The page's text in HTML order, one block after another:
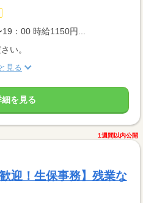
：00 時給1150円...
い。
見る
を見る
1週間以内公開
迎！生保事務】残業な